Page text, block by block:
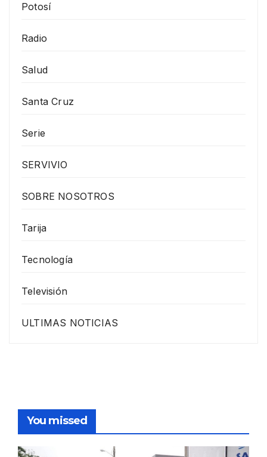
Potosí
Radio
Salud
Santa Cruz
Serie
SERVIVIO
SOBRE NOSOTROS
Tarija
Tecnología
Televisión
ULTIMAS NOTICIAS
You missed